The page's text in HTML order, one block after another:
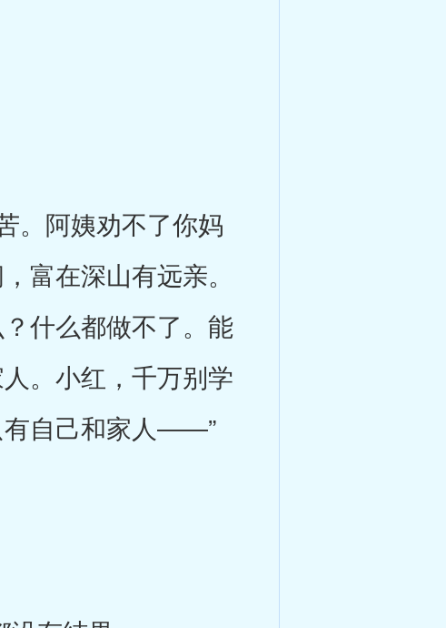
阿姨劝不了你妈
富在深山有远亲。
什么都做不了。能
。小红，千万别学
自己和家人――”